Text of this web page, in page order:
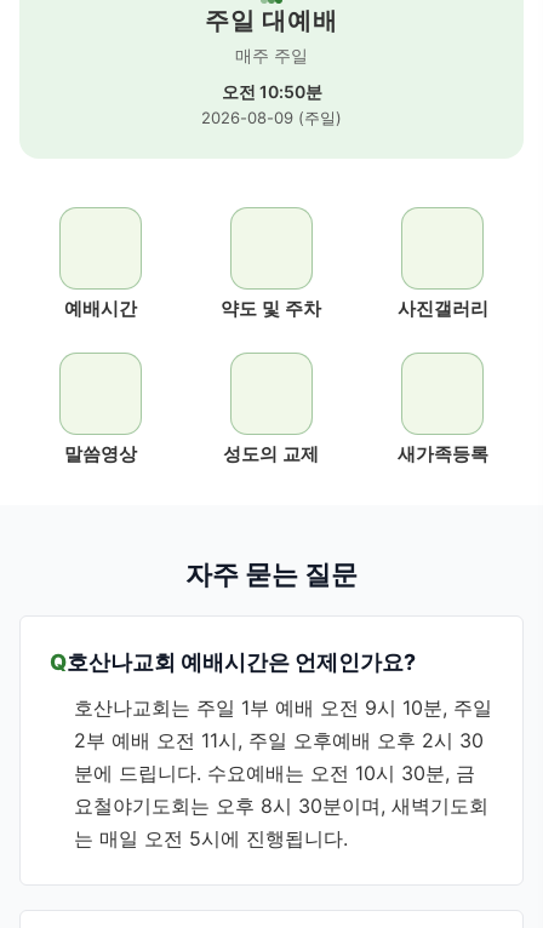
주일 대예배
매주 주일
오전 10:50분
2026-08-09 (주일)
예배시간 약도 및 주차 사진갤러리
말씀영상 성도의 교제 새가족등록
자주 묻는 질문
호산나교회 예배시간은 언제인가요?
호산나교회는 주일 1부 예배 오전 9시 10분, 주일
2부 예배 오전 11시, 주일 오후예배 오후 2시 30
분에 드립니다. 수요예배는 오전 10시 30분, 금
요철야기도회는 오후 8시 30분이며, 새벽기도회
는 매일 오전 5시에 진행됩니다.